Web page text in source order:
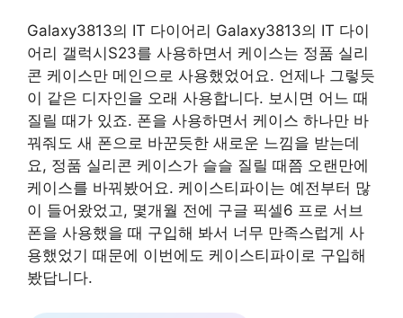
Galaxy3813의 IT 다이어리 Galaxy3813의 IT 다이
어리 갤럭시S23를 사용하면서 케이스는 정품 실리
콘 케이스만 메인으로 사용했었어요. 언제나 그렇듯
이 같은 디자인을 오래 사용합니다. 보시면 어느 때
질릴 때가 있죠. 폰을 사용하면서 케이스 하나만 바
꿔줘도 새 폰으로 바꾼듯한 새로운 느낌을 받는데
요, 정품 실리콘 케이스가 슬슬 질릴 때쯤 오랜만에
케이스를 바꿔봤어요. 케이스티파이는 예전부터 많
이 들어왔었고, 몇개월 전에 구글 픽셀6 프로 서브
폰을 사용했을 때 구입해 봐서 너무 만족스럽게 사
용했었기 때문에 이번에도 케이스티파이로 구입해
봤답니다.